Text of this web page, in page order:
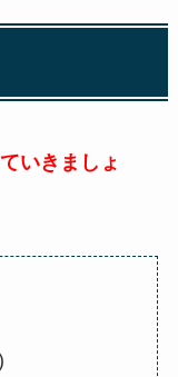
いきましょ